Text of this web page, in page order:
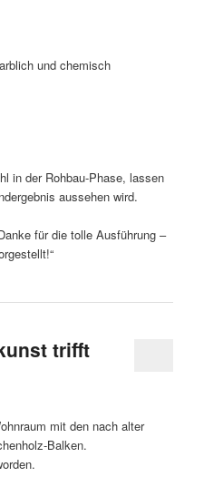
und chemisch
in der Rohbau-Phase, lassen
aussehen wird.
für die tolle Ausführung –
trifft
mit den nach alter
Balken.